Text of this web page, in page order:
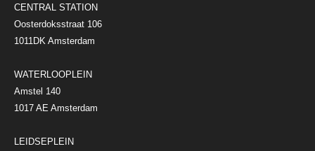
CENTRAL STATION
Oosterdoksstraat 106
1011DK Amsterdam
WATERLOOPLEIN
Amstel 140
1017 AE Amsterdam
LEIDSEPLEIN